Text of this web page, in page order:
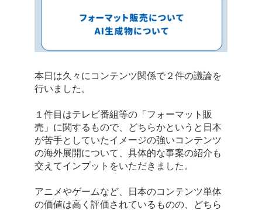
本日は久々にコンテンツ関係で２件の議論を
行いました。
１件目はテレビ番組等の「フォーマット販
売」に関するもので、どちらかというと日本
が苦手としていたイメージの強いコンテンツ
の海外展開について、具体的な事案の紹介も
交えてインプットをいただきました。
アニメやゲームなど、日本のコンテンツ単体
の価値は高く評価されているものの、どちら